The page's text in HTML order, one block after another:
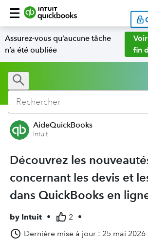
Assurez-vous qu’aucune tâche
n’a été oubliée
fin
AideQuickBooks
Intuit
Découvrez les
concernant les devis et
dans QuickBooks en
by Intuit • 2
•
Dernière mise à jour : 25 mai 2026